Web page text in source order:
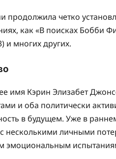
продолжила четко
как «В поисках Бобби
и многих других.
имя Кэрин Элизабет
и оба политически
в будущем. Уже в
с несколькими личными
эмоциональным